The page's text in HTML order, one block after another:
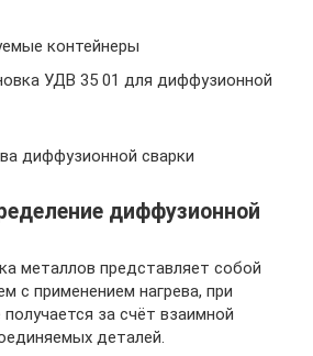
контейнеры
УДВ 35 01 для диффузионной
диффузионной сварки
диффузионной
металлов представляет собой
с применением нагрева, при
за счёт взаимной
деталей.